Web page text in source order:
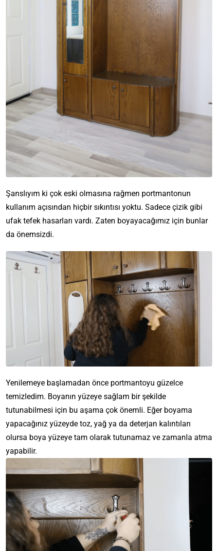
Şanslıyım ki çok eski olmasına rağmen portmantonun
kullanım açısından hiçbir sıkıntısı yoktu. Sadece çizik gibi
ufak tefek hasarları vardı. Zaten boyayacağımız için bunlar
da önemsizdi.
Yenilemeye başlamadan önce portmantoyu güzelce
temizledim. Boyanın yüzeye sağlam bir şekilde
tutunabilmesi için bu aşama çok önemli. Eğer boyama
yapacağınız yüzeyde toz, yağ ya da deterjan kalıntıları
olursa boya yüzeye tam olarak tutunamaz ve zamanla atma
yapabilir.